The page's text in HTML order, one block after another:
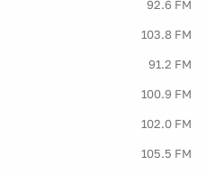
92.6 FM
103.8 FM
91.2 FM
100.9 FM
102.0 FM
105.5 FM